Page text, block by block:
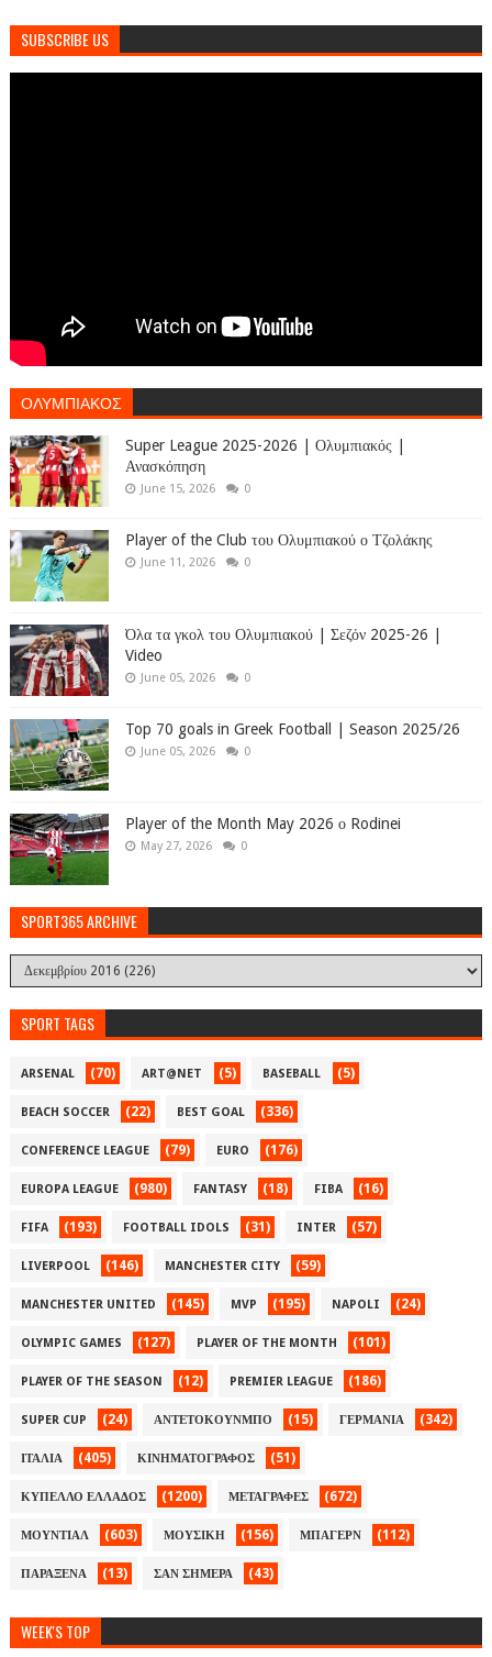
SUBSCRIBE US
ΟΛΥΜΠΙΑΚΟΣ
Super League 2025-2026 | Ολυμπιακός |
Ανασκόπηση
June 15, 2026 0
Player of the Club του Ολυμπιακού ο Τζολάκης
June 11, 2026 0
Όλα τα γκολ του Ολυμπιακού | Σεζόν 2025-26 |
Video
June 05, 2026 0
Top 70 goals in Greek Football | Season 2025/26
June 05, 2026 0
Player of the Month May 2026 ο Rodinei
May 27, 2026 0
SPORT365 ARCHIVE
SPORT TAGS
ARSENAL (70) ART@NET (5) BASEBALL (5)
BEACH SOCCER (22) BEST GOAL (336)
CONFERENCE LEAGUE (79) EURO (176)
EUROPA LEAGUE (980) FANTASY (18) FIBA (16)
FIFA (193) FOOTBALL IDOLS (31) INTER (57)
LIVERPOOL (146) MANCHESTER CITY (59)
MANCHESTER UNITED (145) MVP (195) NAPOLI (24)
OLYMPIC GAMES (127) PLAYER OF THE MONTH (101)
PLAYER OF THE SEASON (12) PREMIER LEAGUE (186)
SUPER CUP (24) ΑΝΤΕΤΟΚΟΥΝΜΠΟ (15) ΓΕΡΜΑΝΙΑ (342)
ΙΤΑΛΙΑ (405) ΚΙΝΗΜΑΤΟΓΡΑΦΟΣ (51)
ΚΥΠΕΛΛΟ ΕΛΛΑΔΟΣ (1200) ΜΕΤΑΓΡΑΦΕΣ (672)
ΜΟΥΝΤΙΑΛ (603) ΜΟΥΣΙΚΗ (156) ΜΠΑΓΕΡΝ (112)
ΠΑΡΑΞΕΝΑ (13) ΣΑΝ ΣΗΜΕΡΑ (43)
WEEK'S TOP